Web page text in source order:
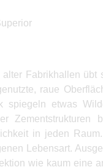
alter Fabrikhallen
raue
spiegeln etwas
Zementstrukturen
in jeden
Lebensart.
wie kaum eine